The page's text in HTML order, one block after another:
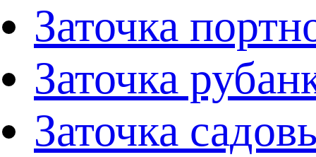
Заточка
Заточка
Заточка